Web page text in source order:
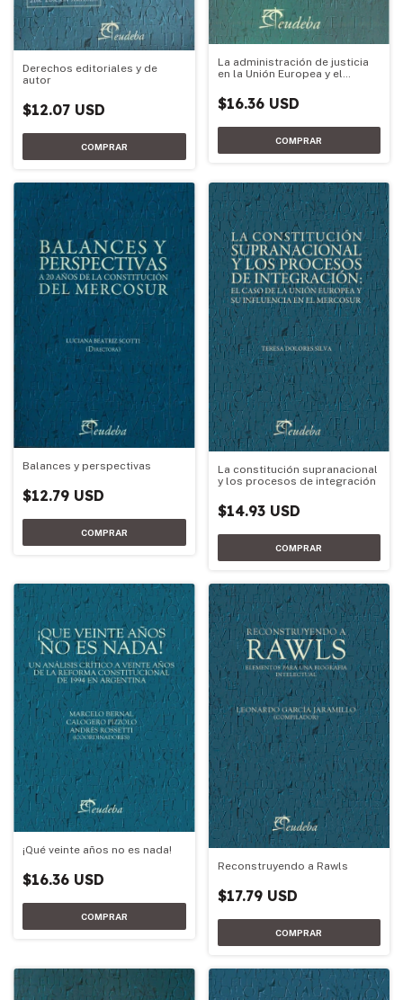
Derechos editoriales y de
autor
$12.07 USD
La administración de justicia
en la Unión Europea y el
$16.36 USD
Balances y perspectivas
$12.79 USD
La constitución supranacional
y los procesos de integración
$14.93 USD
¡Qué veinte años no es nada!
$16.36 USD
Reconstruyendo a Rawls
$17.79 USD